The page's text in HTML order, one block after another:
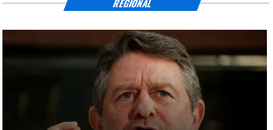
REGIONAL